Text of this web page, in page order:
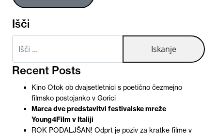
Išči
Recent Posts
Kino Otok ob dvajsetletnici s poetično čezmejno
filmsko postojanko v Gorici
Marca dve predstavitvi festivalske mreže
Young4Film v Italiji
ROK PODALJŠAN! Odprt je poziv za kratke filme v